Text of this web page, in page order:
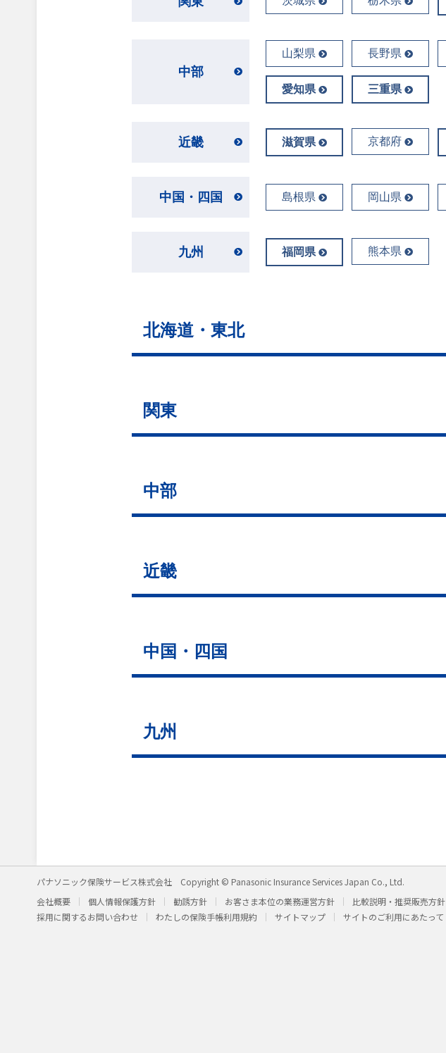
中部
山梨県 長野県
愛知県 三重県
近畿 滋賀県 京都府
中国・四国 島根県 岡山県
九州 福岡県 熊本県
北海道・東北
関東
中部
近畿
中国・四国
九州
パナソニック保険サービス株式会社
Copyright © Panasonic Insurance Services Japan Co., Ltd.
会社概要
個人情報保護方針 勧誘方針 お客さま本位の業務運営方針 比較説明・推奨販売方針
採用に関するお問い合わせ
わたしの保険手帳利用規約 サイトマップ サイトのご利用にあたって